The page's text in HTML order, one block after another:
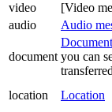
video
[Video
audio
Audio
document you can
location Location